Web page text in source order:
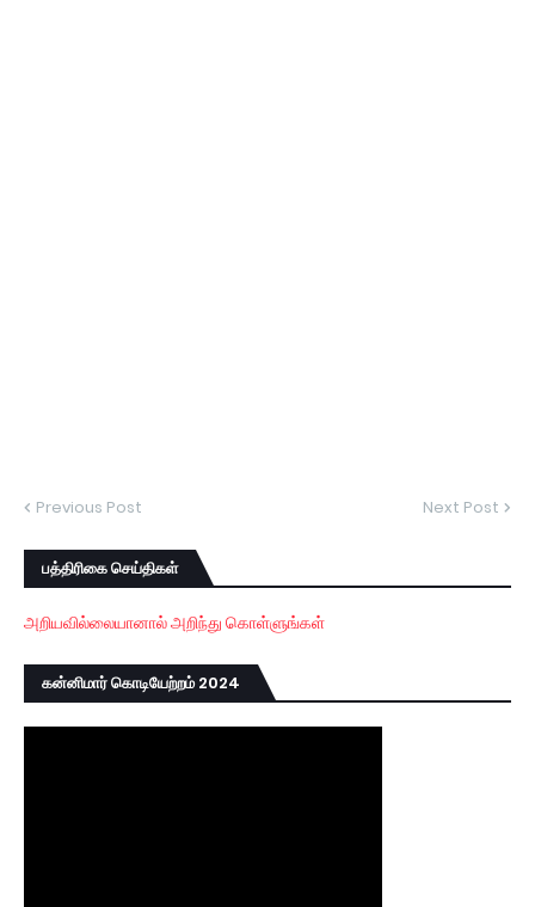
Previous Post Next Post
பத்திரிகை செய்திகள்
அறியவில்லையானால் அறிந்து கொள்ளுங்கள்
கன்னிமார் கொடியேற்றம் 2024